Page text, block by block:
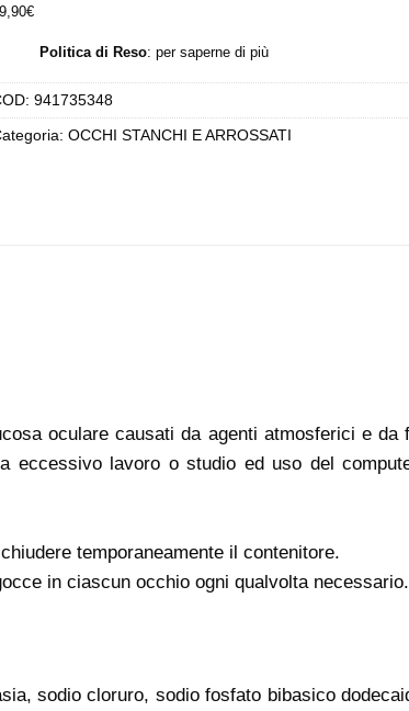
Politica di Reso: per saperne di più
941735348
OCCHI STANCHI E ARROSSATI
oculare causati da agenti atmosferici e da
eccessivo lavoro o studio ed uso del
temporaneamente il contenitore.
in ciascun occhio ogni qualvolta necessario.
sodio cloruro, sodio fosfato bibasico